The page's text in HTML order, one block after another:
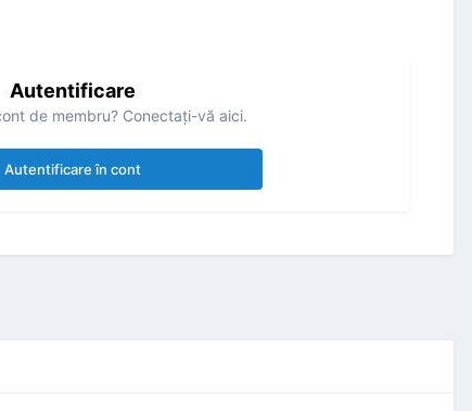
Autentificare
de membru? Conectaţi-vă aici.
Autentificare în cont